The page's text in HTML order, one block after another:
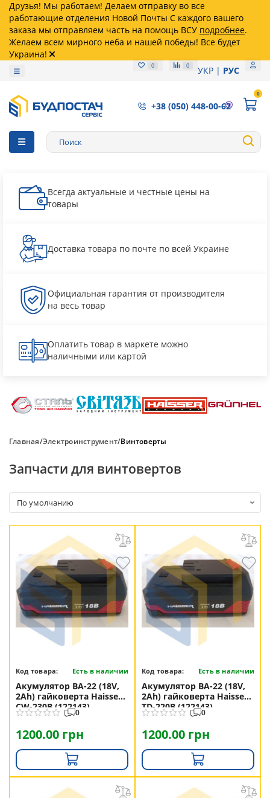
Друзья! Мы работаем! Делаем отправку во все
работающие отделения Новой Почты С каждого вашего
заказа мы отправляем часть на помощь ВСУ подробнее.
Желаем всем мирного неба и нашей победы! Все будет
Украина!
0 0 УКР РУС
+38 (050) 448-00-62
0
Всегда актуальные и честные цены на
товары
Доставка товара по почте по всей Украине
Официальная гарантия от производителя
на весь товар
Оплатить товар в маркете можно
наличными или картой
Главная Электроинструмент Винтоверты
Запчасти для винтовертов
Код товара: Есть в наличии
Акумулятор ВА-22 (18V,
2Ah) гайковерта Haisser
CW-230B (122143)
0
1200.00 грн
Код товара: Есть в наличии
Акумулятор ВА-22 (18V,
2Ah) гайковерта Haisser
TD-220B (122143)
0
1200.00 грн